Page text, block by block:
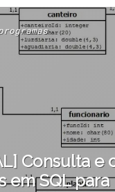
Consulta e
em SQL para